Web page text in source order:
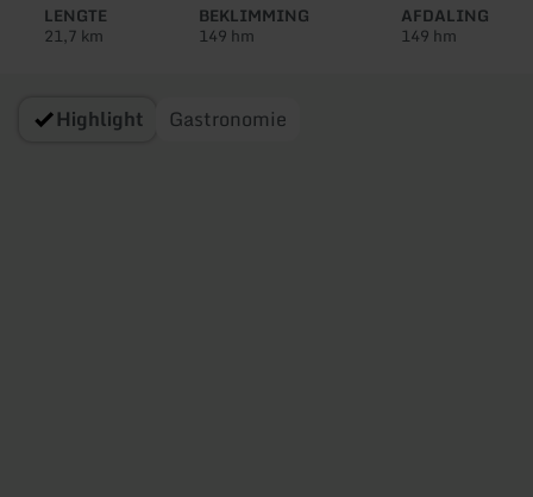
LENGTE
21,7 km
BEKLIMMING
149 hm
AFDALING
149 hm
Highlight Gastronomie